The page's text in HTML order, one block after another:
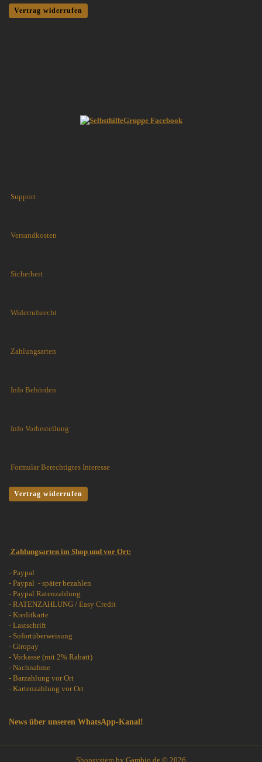
Vertrag widerrufen
Support
Versandkosten
Sicherheit
Widerrufsrecht
Zahlungsarten
Info Behörden
Info Vorbestellung
Formular Berechtigtes Interesse
Vertrag widerrufen
Zahlungsarten im Shop und vor Ort:
- Paypal
- Paypal - später bezahlen
- Paypal Ratenzahlung
- RATENZAHLUNG / Easy Credit
- Kreditkarte
- Lastschrift
- Sofortüberweisung
- Giropay
- Vorkasse (mit 2% Rabatt)
- Nachnahme
- Barzahlung vor Ort
- Kartenzahlung vor Ort
News über unseren WhatsApp-Kanal!
Shopsystem by Gambio.de © 2026